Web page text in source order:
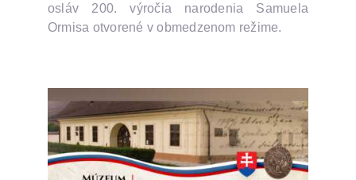
osláv 200. výročia narodenia Samuela
Ormisa otvorené v obmedzenom režime.